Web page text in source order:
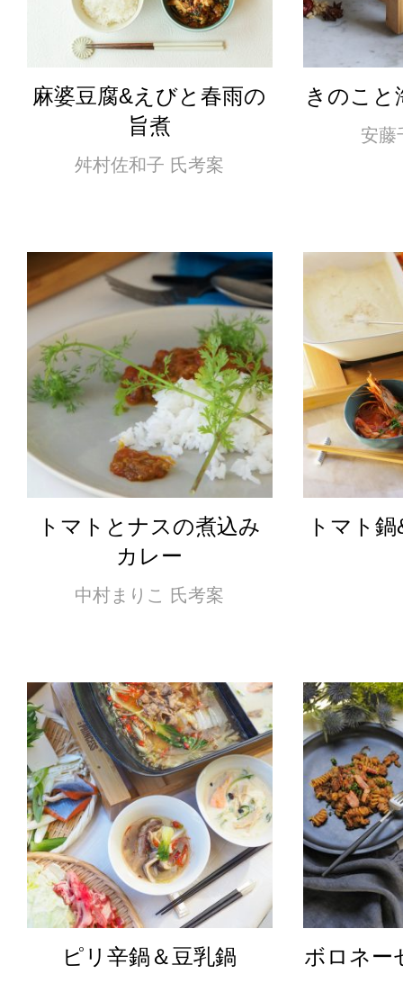
麻婆豆腐&えびと春雨の
旨煮
舛村佐和子 氏考案
きのこと
安藤
トマトとナスの煮込み
カレー
中村まりこ 氏考案
トマト
ピリ辛鍋＆豆乳鍋 ボロネー